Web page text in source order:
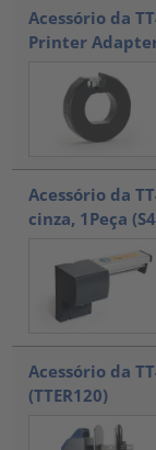
Acessório da
Printer
Acessório da
cinza, 1Peça
Acessório da
(TTER120)